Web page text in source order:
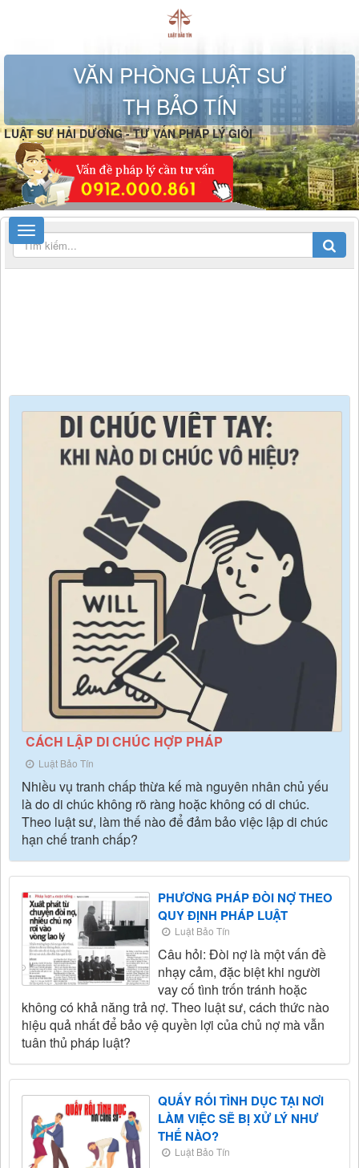
VĂN PHÒNG LUẬT SƯ
TH BẢO TÍN
LUẬT SƯ HẢI DƯƠNG - TƯ VẤN PHÁP LÝ GIỎI
CÁCH LẬP DI CHÚC HỢP PHÁP
Luật Bảo Tín
Nhiều vụ tranh chấp thừa kế mà nguyên nhân chủ yếu
là do di chúc không rõ ràng hoặc không có di chúc.
Theo luật sư, làm thế nào để đảm bảo việc lập di chúc
hạn chế tranh chấp?
PHƯƠNG PHÁP ĐÒI NỢ THEO
QUY ĐỊNH PHÁP LUẬT
Luật Bảo Tín
Câu hỏi: Đòi nợ là một vấn đề
nhạy cảm, đặc biệt khi người
vay cố tình trốn tránh hoặc
không có khả năng trả nợ. Theo luật sư, cách thức nào
hiệu quả nhất để bảo vệ quyền lợi của chủ nợ mà vẫn
tuân thủ pháp luật?
QUẤY RỐI TÌNH DỤC TẠI NƠI
LÀM VIỆC SẼ BỊ XỬ LÝ NHƯ
THẾ NÀO?
Luật Bảo Tín